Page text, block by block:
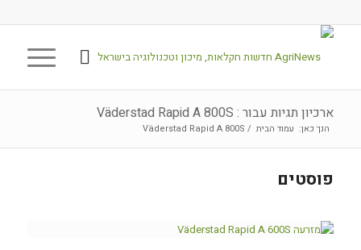
ארכיון תגיות עבור : Väderstad Rapid A 800S
הנך כאן: עמוד הבית /
Väderstad Rapid A 800S
פוסטים